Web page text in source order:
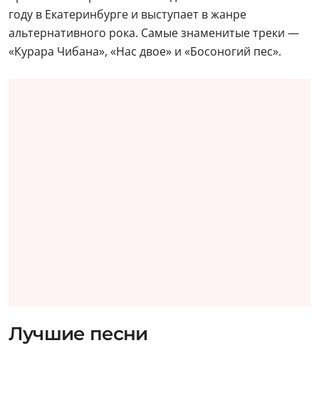
году в Екатеринбурге и выступает в жанре
альтернативного рока. Самые знаменитые треки —
«Курара Чибана», «Нас двое» и «Босоногий пес».
Лучшие песни